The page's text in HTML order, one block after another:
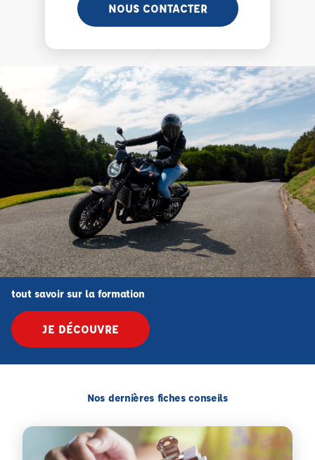
NOUS CONTACTER
tout savoir sur la formation
JE DÉCOUVRE
Nos dernières fiches conseils